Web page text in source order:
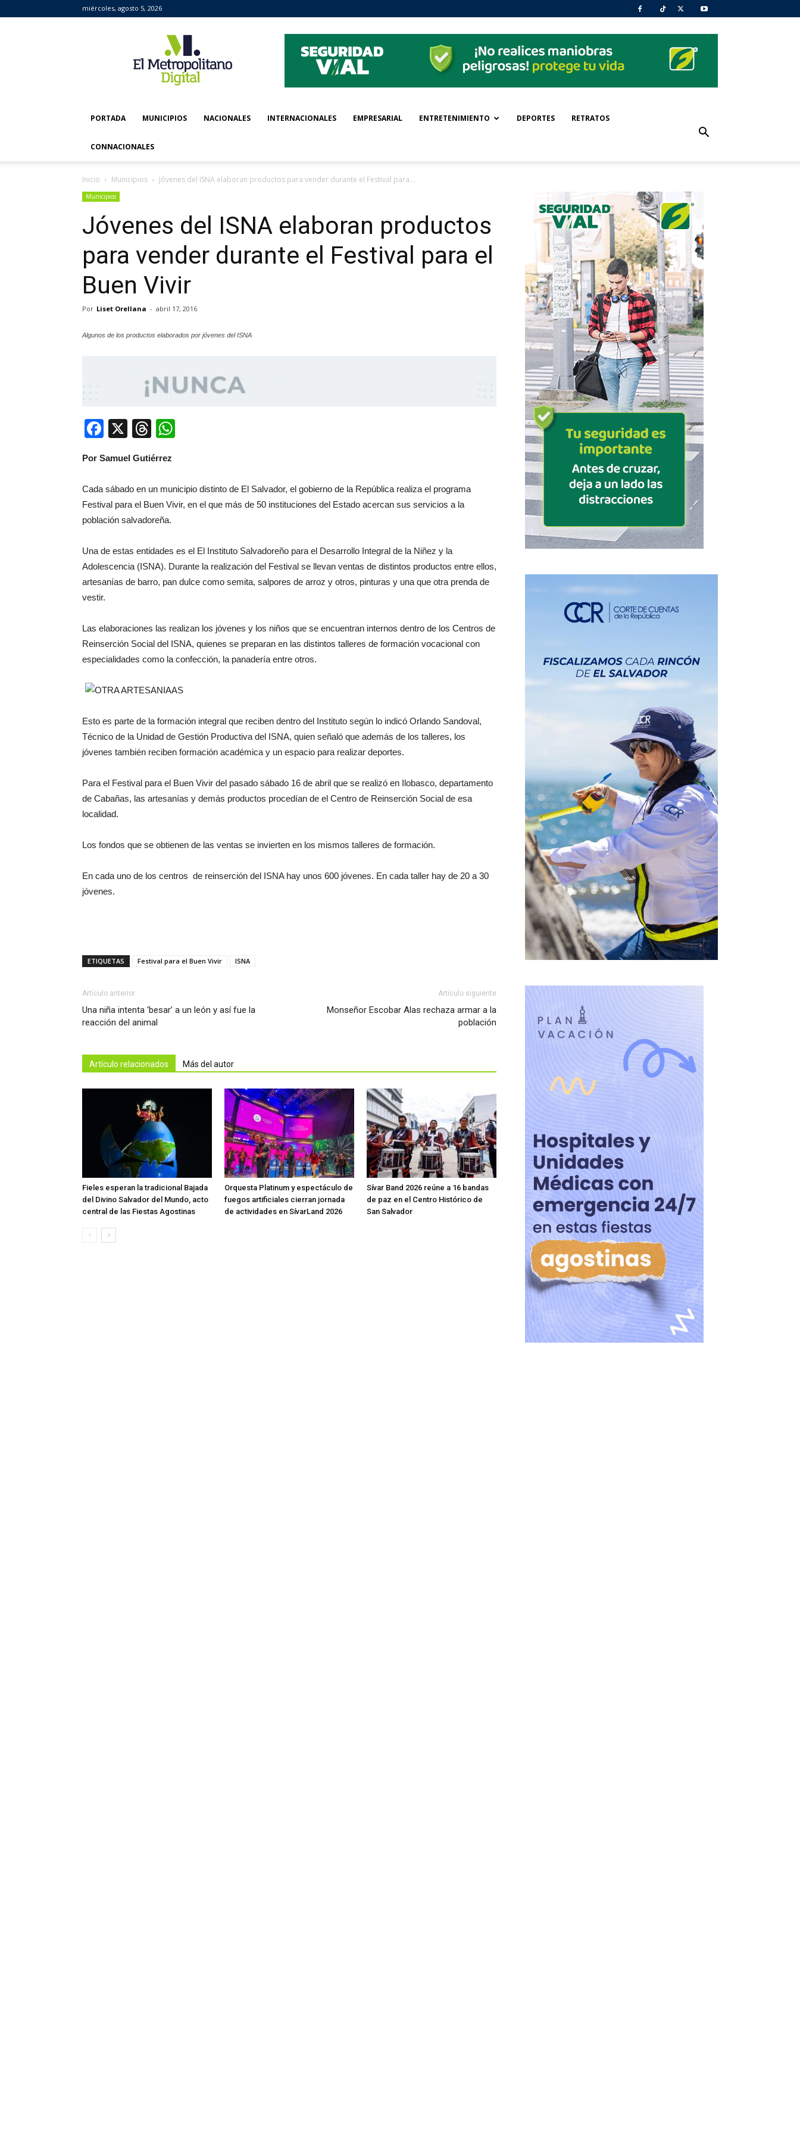
miércoles, agosto 5, 2026
Metropolitano
Digital
PORTADA MUNICIPIOS NACIONALES INTERNACIONALES EMPRESARIAL ENTRETENIMIENTO DEPORTES RETRATOS
CONNACIONALES
Inicio Municipios Jóvenes del ISNA elaboran productos para vender durante el Festival para...
Municipios
Jóvenes del ISNA elaboran productos
para vender durante el Festival para el
Buen Vivir
Por Liset Orellana - abril 17, 2016
Algunos de los productos elaborados por jóvenes del ISNA
Facebook
X Threads
Por Samuel Gutiérrez
Cada sábado en un municipio distinto de El Salvador, el gobierno de la República realiza el programa
Festival para el Buen Vivir, en el que más de 50 instituciones del Estado acercan sus servicios a la
población salvadoreña.
Una de estas entidades es el El Instituto Salvadoreño para el Desarrollo Integral de la Niñez y la
Adolescencia (ISNA). Durante la realización del Festival se llevan ventas de distintos productos entre ellos,
artesanías de barro, pan dulce como semita, salpores de arroz y otros, pinturas y una que otra prenda de
vestir.
Las elaboraciones las realizan los jóvenes y los niños que se encuentran internos dentro de los Centros de
Reinserción Social del ISNA, quienes se preparan en las distintos talleres de formación vocacional con
especialidades como la confección, la panadería entre otros.
Esto es parte de la formación integral que reciben dentro del Instituto según lo indicó Orlando Sandoval,
Técnico de la Unidad de Gestión Productiva del ISNA, quien señaló que además de los talleres, los
jóvenes también reciben formación académica y un espacio para realizar deportes.
Para el Festival para el Buen Vivir del pasado sábado 16 de abril que se realizó en Ilobasco, departamento
de Cabañas, las artesanías y demás productos procedían de el Centro de Reinserción Social de esa
localidad.
Los fondos que se obtienen de las ventas se invierten en los mismos talleres de formación.
En cada uno de los centros de reinserción del ISNA hay unos 600 jóvenes. En cada taller hay de 20 a 30
jóvenes.
ETIQUETAS Festival para el Buen Vivir ISNA
Artículo anterior
Una niña intenta ‘besar’ a un león y así fue la
reacción del animal
Artículo siguiente
Monseñor Escobar Alas rechaza armar a la
población
Artículo relacionados Más del autor
Fieles esperan la tradicional Bajada
del Divino Salvador del Mundo, acto
central de las Fiestas Agostinas
Orquesta Platinum y espectáculo de
fuegos artificiales cierran jornada
de actividades en SívarLand 2026
Sívar Band 2026 reúne a 16 bandas
de paz en el Centro Histórico de
San Salvador